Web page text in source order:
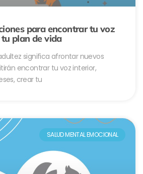
para encontrar tu voz
plan de vida
significa afrontar nuevos
encontrar tu voz interior,
crear tu
SALUD MENTAL EMOCIONAL